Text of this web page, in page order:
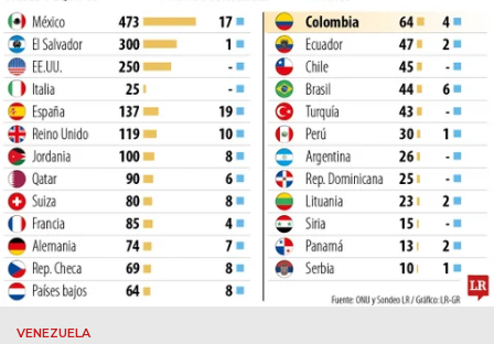
VENEZUELA